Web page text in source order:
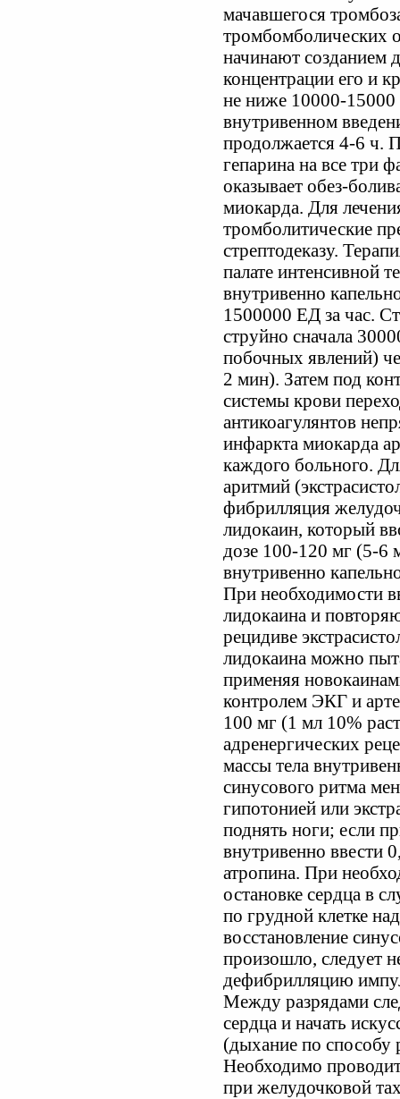
мачавшегося
тромбомболических
начинают созданием
концентрации его и
не ниже 10000-15000
внутривенном
продолжается 4-6 ч.
гепарина на все три
оказывает обез-
миокарда. Для
тромболитические
стрептодеказу.
палате интенсивной
внутривенно
1500000 ЕД за час.
струйно сначала
побочных явлений)
2 мин). Затем под
системы крови
антикоагулянтов
инфаркта миокарда
каждого больного.
аритмий
фибрилляция
лидокаин, который
дозе 100-120 мг (5-6
внутривенно
При необходимости
лидокаина и
рецидиве
лидокаина можно
применяя
контролем ЭКГ и
100 мг (1 мл 10%
адренергических
массы тела
синусового ритма
гипотонией или
поднять ноги; если
внутривенно ввести
атропина. При
остановке сердца в
по грудной клетке
восстановление
произошло, следует
дефибрилляцию
Между разрядами
сердца и начать
(дыхание по
Необходимо
при желудочковой